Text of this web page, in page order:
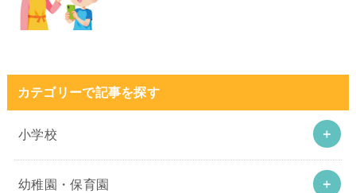
カテゴリーで記事を探す
小学校
幼稚園・保育園